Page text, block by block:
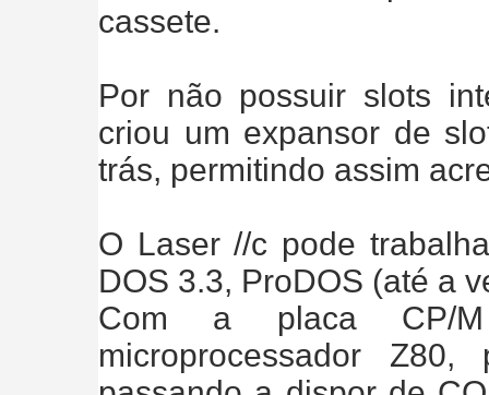
cassete.
Por não possuir slots
criou um expansor de
trás, permitindo assim
O Laser //c pode
DOS 3.3, ProDOS (até a
Com a placa CP/
microprocessador